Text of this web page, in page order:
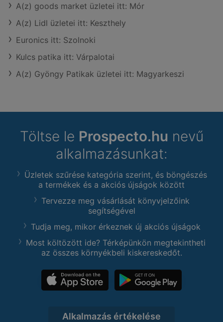
A(z) goods market üzletei itt: Mór
A(z) Lidl üzletei itt: Keszthely
Euronics itt: Szolnoki
Kulcs patika itt: Várpalotai
A(z) Gyöngy Patikak üzletei itt: Magyarkeszi
Töltse le Prospecto.hu nevű
alkalmazásunkat:
Üzletek szűrése kategória szerint, és böngészés
a termékek és a akciós újságok között
Tervezze meg vásárlását könyvjelzőink
segítségével
Tudja meg, mikor érkeznek új akciós újságok
Most költözött ide? Térképünkön megtekintheti
az összes környékbeli kiskereskedőt.
Alkalmazás értékelése